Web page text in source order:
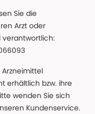
Sie die
Arzt oder
verantwortlich:
erhältlich bzw. ihre
wenden Sie sich
Kundenservice.